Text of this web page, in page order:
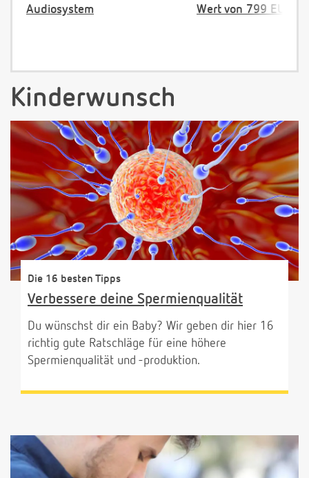
Audiosystem
Wert von 799 EUR
Kinderwunsch
Die 16 besten Tipps
Verbessere deine Spermienqualität
Du wünschst dir ein Baby? Wir geben dir hier 16
richtig gute Ratschläge für eine höhere
Spermienqualität und -produktion.